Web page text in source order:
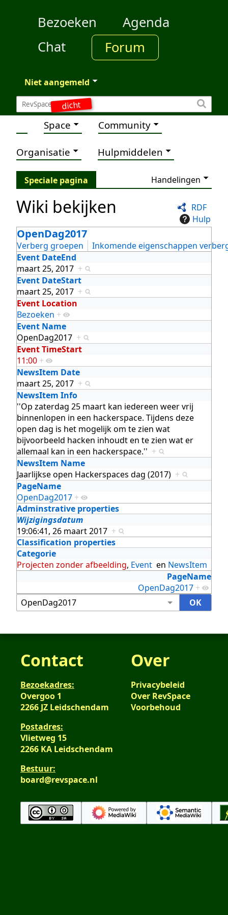
dicht
Bezoeken
Agenda
Chat
Forum
Niet aangemeld
Space Community
Organisatie Hulpmiddelen
Speciale pagina Handelingen
RDF
Hulp
Wiki bekijken
OpenDag2017
Verberg groepen
Inkomende eigenschappen
Event DateEnd
maart 25, 2017 +
Event DateStart
maart 25, 2017 +
Event Location
Bezoeken +
Event Name
OpenDag2017 +
Event TimeStart
11:00 +
NewsItem Date
maart 25, 2017 +
NewsItem Info
''Op zaterdag 25 maart kan iedereen weer vrij
binnenlopen in een hackerspace. Tijdens deze
open dag is het mogelijk om te zien wat
bijvoorbeeld hacken inhoudt en te zien wat er
allemaal kan in een hackerspace.'' +
NewsItem Name
Jaarlijkse open Hackerspaces dag (2017) +
PageName
OpenDag2017 +
Adminstrative properties
Wijzigingsdatum
19:06:41, 26 maart 2017 +
Classification properties
Categorie
Projecten zonder afbeelding, Event en NewsItem
PageName
OpenDag2017 +
Contact
Bezoekadres:
Overgoo 1
2266 JZ Leidschendam
Postadres:
Vlietweg 15
2266 KA Leidschendam
Bestuur:
board@revspace.nl
Over
Privacybeleid
Over RevSpace
Voorbehoud